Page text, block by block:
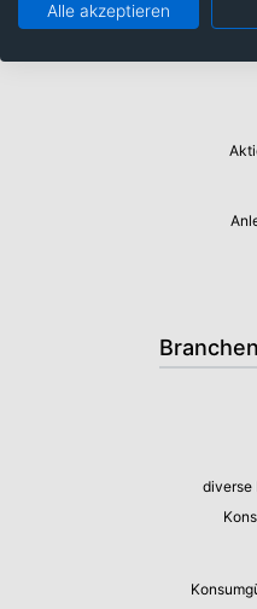
Branchen
diverse
Alle akzeptieren